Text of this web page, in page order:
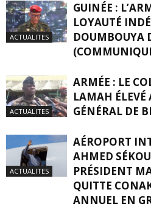
ACTUALITES
GUINÉE :
LOYAUTÉ
DOUMBOUYA
ACTUALITES
ARMÉE : LE
LAMAH ÉLEVÉ
GÉNÉRAL DE
ACTUALITES
AÉROPORT
AHMED
PRÉSIDENT
QUITTE
ANNUEL EN